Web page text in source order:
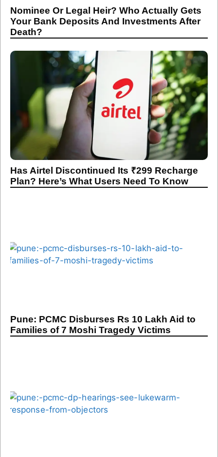
Nominee Or Legal Heir? Who Actually Gets
Your Bank Deposits And Investments After
Death?
Has Airtel Discontinued Its ₹299 Recharge
Plan? Here’s What Users Need To Know
Pune: PCMC Disburses Rs 10 Lakh Aid to
Families of 7 Moshi Tragedy Victims